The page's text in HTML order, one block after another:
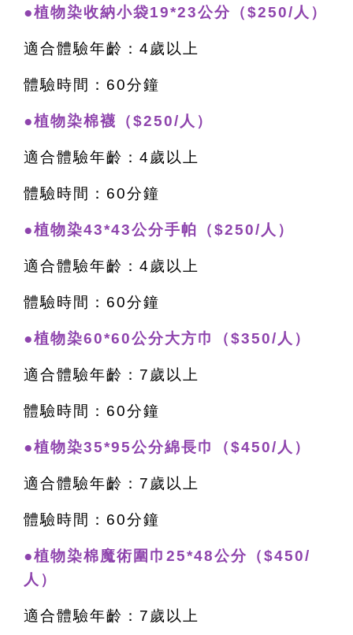
●植物染收納小袋19*23公分（$250/人）
適合體驗年齡：4歲以上
體驗時間：60分鐘
●植物染棉襪（$250/人）
適合體驗年齡：4歲以上
體驗時間：60分鐘
●植物染43*43公分手帕（$250/人）
適合體驗年齡：4歲以上
體驗時間：60分鐘
●植物染60*60公分大方巾（$350/人）
適合體驗年齡：7歲以上
體驗時間：60分鐘
●植物染35*95公分綿長巾（$450/人）
適合體驗年齡：7歲以上
體驗時間：60分鐘
●植物染棉魔術圍巾25*48公分（$450/
人）
適合體驗年齡：7歲以上